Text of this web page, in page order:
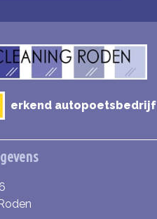
erkend autopoetsbedrijf